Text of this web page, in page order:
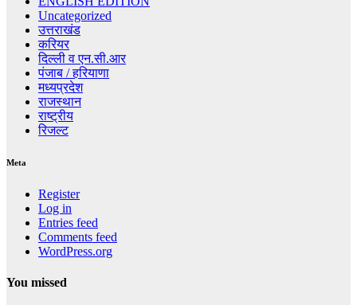
Uncategorized
उत्तराखंड
करियर
दिल्ली व एन.सी.आर
पंजाब / हरियाणा
मध्यप्रदेश
राजस्थान
राष्ट्रीय
रिजल्ट
Meta
Register
Log in
Entries feed
Comments feed
WordPress.org
You missed